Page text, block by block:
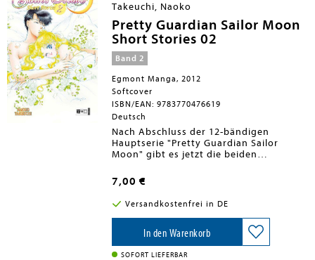
Takeuchi, Naoko
Pretty Guardian Sailor Moon
Short Stories 02
Band 2
Egmont Manga, 2012
Softcover
ISBN/EAN: 9783770476619
Deutsch
Nach Abschluss der 12-bändigen
Hauptserie "Pretty Guardian Sailor
Moon" gibt es jetzt die beiden
perfekte Ergänzung zum Sailor Moon-
Universum sind. Kleine Anekdoten und
witzige Zusatzgeschichten rund um
Usagi Tsukino, die kleine Chibiusa und
natürlich auch Tuxedo Mask. Sailor
Moon ist und bleibt die ungeschlagene
Heldin der Manga-Welt!
7,00 €
Versandkostenfrei in DE
In den Warenkorb
SOFORT LIEFERBAR